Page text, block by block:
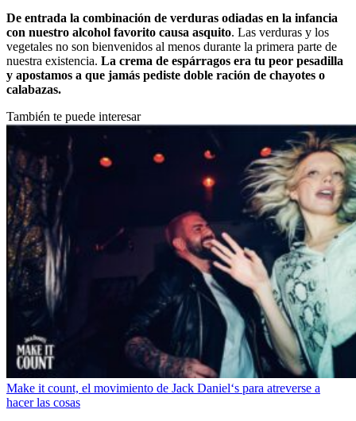
De entrada la combinación de verduras odiadas en la infancia
con nuestro alcohol favorito causa asquito. Las verduras y los
vegetales no son bienvenidos al menos durante la primera parte de
nuestra existencia. La crema de espárragos era tu peor pesadilla
y apostamos a que jamás pediste doble ración de chayotes o
calabazas.
También te puede interesar
Make it count, el movimiento de Jack Daniel‘s para atreverse a
hacer las cosas